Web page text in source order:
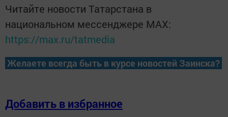
Читайте новости Татарстана в
национальном мессенджере MАХ:
https://max.ru/tatmedia
Желаете всегда быть в курсе новостей Заинска?
Добавить в избранное